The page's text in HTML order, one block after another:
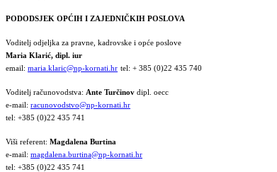
PODODSJEK OPĆIH I ZAJEDNIČKIH POSLOVA
Voditelj odjeljka za pravne, kadrovske i opće poslove
Maria Klarić, dipl. iur
email: maria.klaric@np-kornati.hr tel: + 385 (0)22 435 740
Voditelj računovodstva: Ante Turčinov dipl. oecc
e-mail: racunovodstvo@np-kornati.hr
tel: +385 (0)22 435 741
Viši referent: Magdalena Burtina
e-mail: magdalena.burtina@np-kornati.hr
tel: +385 (0)22 435 741